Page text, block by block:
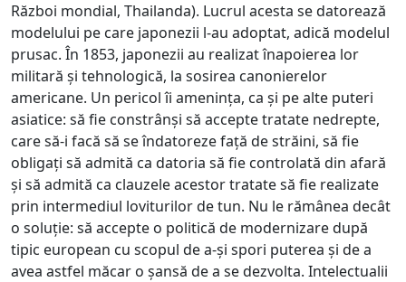
Război mondial, Thailanda). Lucrul acesta se datorează
modelului pe care japonezii l-au adoptat, adică modelul
prusac. În 1853, japonezii au realizat înapoierea lor
militară și tehnologică, la sosirea canonierelor
americane. Un pericol îi amenința, ca și pe alte puteri
asiatice: să fie constrânși să accepte tratate nedrepte,
care să-i facă să se îndatoreze față de străini, să fie
obligați să admită ca datoria să fie controlată din afară
și să admită ca clauzele acestor tratate să fie realizate
prin intermediul loviturilor de tun. Nu le rămânea decât
o soluție: să accepte o politică de modernizare după
tipic european cu scopul de a-și spori puterea și de a
avea astfel măcar o șansă de a se dezvolta. Intelectualii